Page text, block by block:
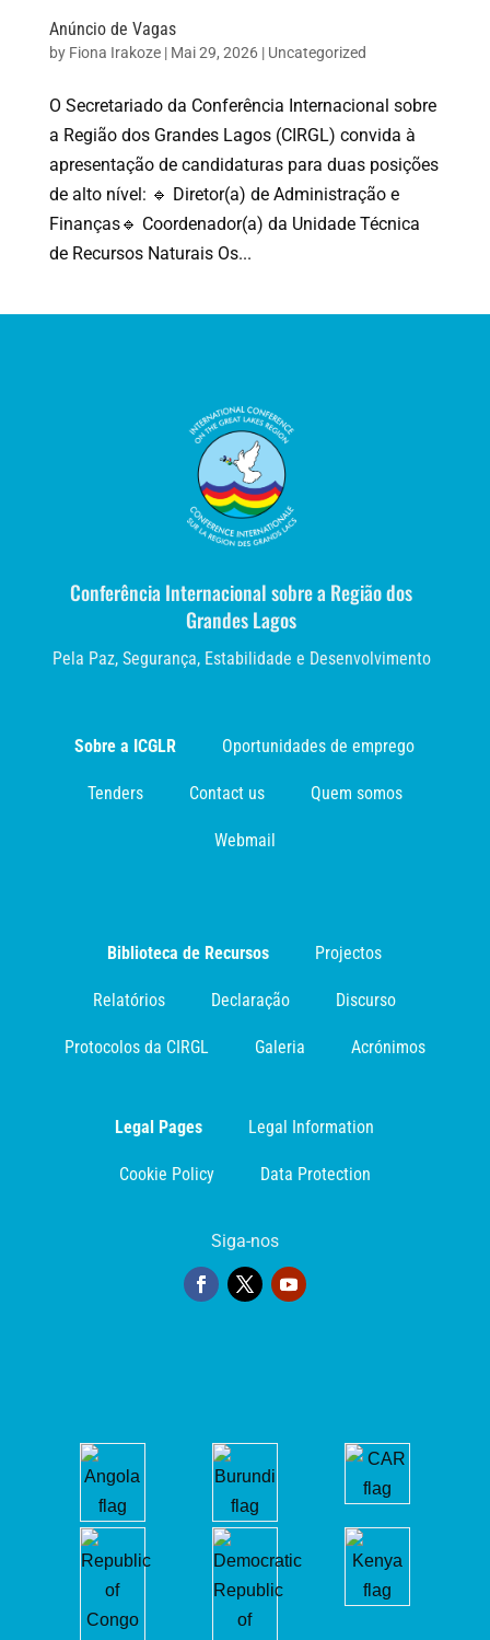
Anúncio de Vagas
by Fiona Irakoze| Mai 29, 2026| Uncategorized
O Secretariado da Conferência Internacional sobre
a Região dos Grandes Lagos (CIRGL) convida à
apresentação de candidaturas para duas posições
de alto nível: 🔹 Diretor(a) de Administração e
Finanças🔹 Coordenador(a) da Unidade Técnica
de Recursos Naturais Os...
Conferência Internacional sobre a Região dos
Grandes Lagos
Pela Paz, Segurança, Estabilidade e Desenvolvimento
Sobre a ICGLR Oportunidades de emprego
Tenders Contact us Quem somos
Webmail
Biblioteca de Recursos Projectos
Relatórios Declaração Discurso
Protocolos da CIRGL Galeria Acrónimos
Legal Pages Legal Information
Cookie Policy Data Protection
Siga-nos